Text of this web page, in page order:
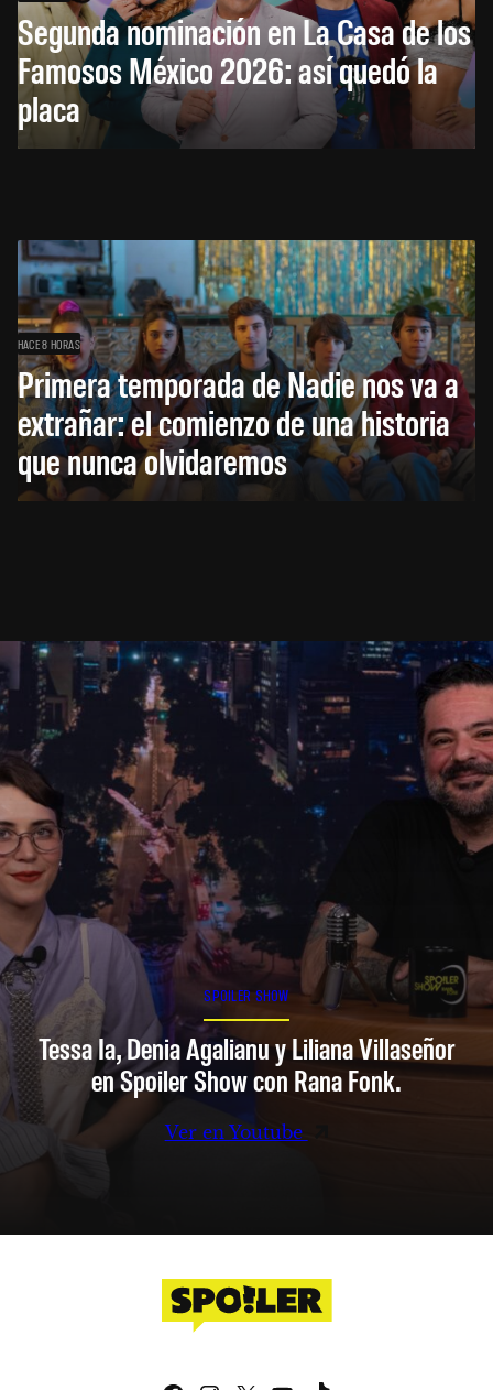
Segunda nominación en La Casa de los
Famosos México 2026: así quedó la
placa
HACE 8 HORAS
Primera temporada de Nadie nos va a
extrañar: el comienzo de una historia
que nunca olvidaremos
SPOILER SHOW
Tessa Ia, Denia Agalianu y Liliana Villaseñor
en Spoiler Show con Rana Fonk.
Ver en Youtube
Facebook
Instagram
X YouTube